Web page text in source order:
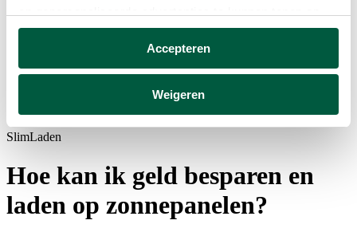
websites van derden.
Deze cookies verzamelen mogelijk gegevens buiten
onze website. Door op ‘Accepteren’ te klikken ga je
informatie vind je in onscookiebeleid.
Accepteren
Weigeren
Netaansluiting en zonnepanelen
SlimLaden
Hoe kan ik geld besparen en
laden op zonnepanelen?